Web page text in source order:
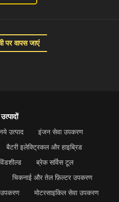
पर वापस जाएं
उत्पादों
उत्पाद
इंजन सेवा उपकरण
बैटरी इलेक्ट्रिकल और हाइब्रिड
ब्रेक सर्विस टूल
चिकनाई और तेल फ़िल्टर उपकरण
उपकरण
मोटरसाइकिल सेवा उपकरण